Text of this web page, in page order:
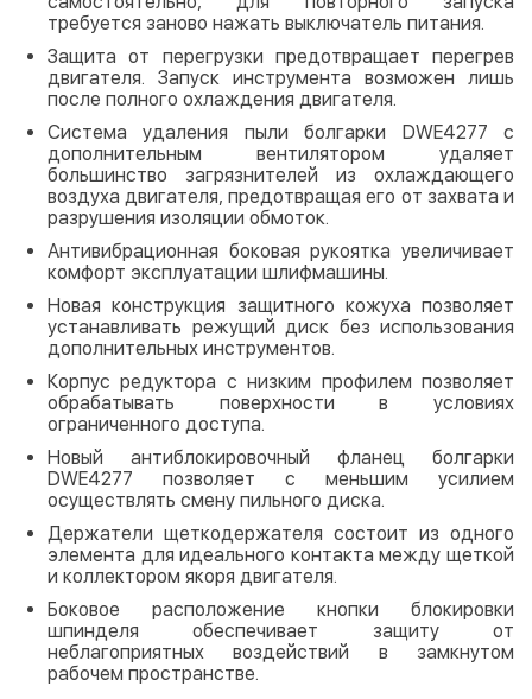
требуется заново нажать выключатель питания.
Защита от перегрузки предотвращает перегрев
двигателя. Запуск инструмента возможен лишь
после полного охлаждения двигателя.
Система удаления пыли болгарки DWE4277 с
дополнительным вентилятором удаляет
большинство загрязнителей из охлаждающего
воздуха двигателя, предотвращая его от захвата и
разрушения изоляции обмоток.
Антивибрационная боковая рукоятка увеличивает
комфорт эксплуатации шлифмашины.
Новая конструкция защитного кожуха позволяет
устанавливать режущий диск без использования
дополнительных инструментов.
Корпус редуктора с низким профилем позволяет
обрабатывать поверхности в условиях
ограниченного доступа.
Новый антиблокировочный фланец болгарки
DWE4277 позволяет с меньшим усилием
осуществлять смену пильного диска.
Держатели щеткодержателя состоит из одного
элемента для идеального контакта между щеткой
и коллектором якоря двигателя.
Боковое расположение кнопки блокировки
шпинделя обеспечивает защиту от
неблагоприятных воздействий в замкнутом
рабочем пространстве.